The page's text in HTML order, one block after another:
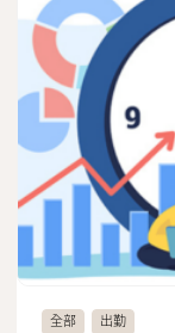
全部 出勤